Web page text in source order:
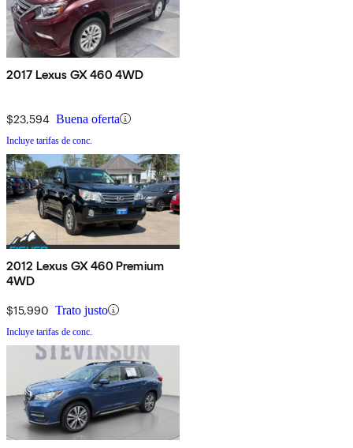
2017 Lexus GX 460 4WD
$23,594 Buena oferta
Incluye tarifas de conc.
2012 Lexus GX 460 Premium
4WD
$15,990 Trato justo
Incluye tarifas de conc.